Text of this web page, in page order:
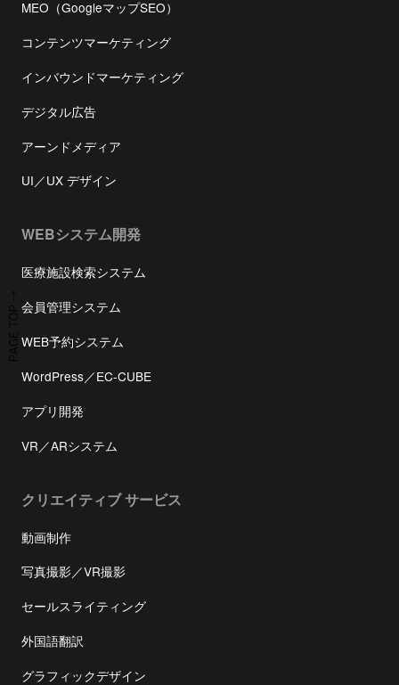
MEO（GoogleマップSEO）
コンテンツマーケティング
インバウンドマーケティング
デジタル広告
アーンドメディア
UI／UX デザイン
WEBシステム開発
医療施設検索システム
会員管理システム
WEB予約システム
WordPress／EC-CUBE
アプリ開発
VR／ARシステム
クリエイティブ サービス
動画制作
写真撮影／VR撮影
セールスライティング
外国語翻訳
グラフィックデザイン